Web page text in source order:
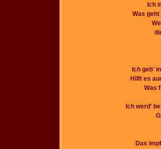
Ich
Was
Ich geb'
Hilft es
Was
Ich werd'
Das